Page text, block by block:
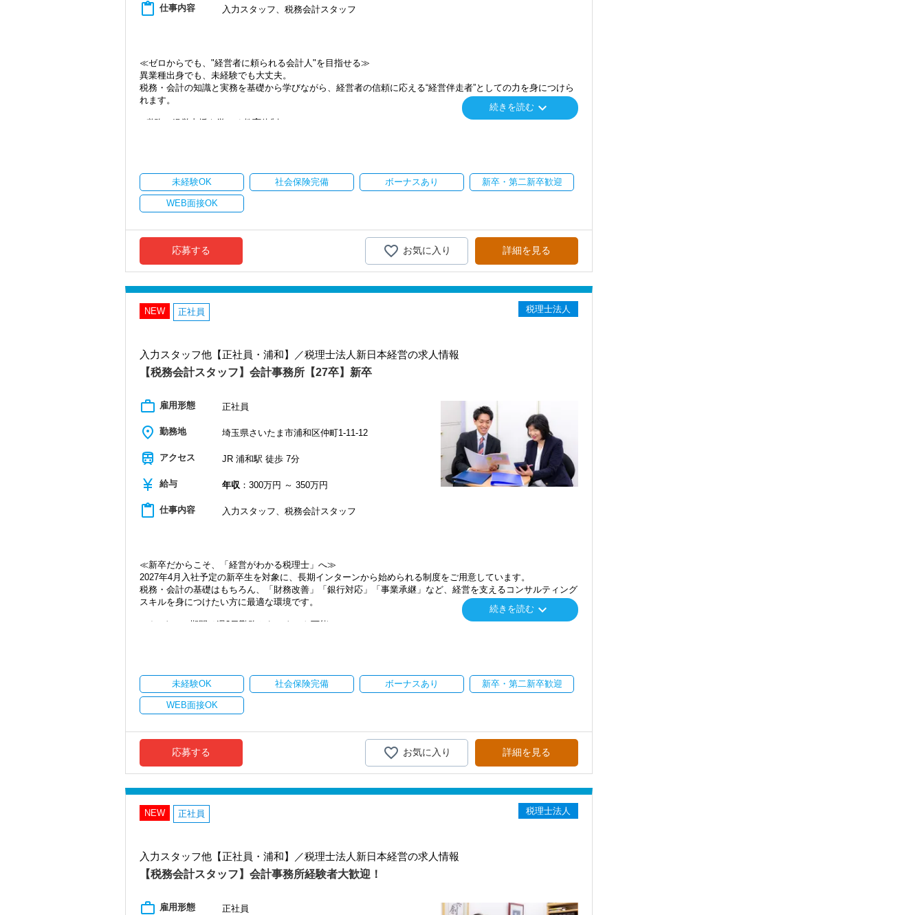
＜募集の背景＞
＜先輩スタッフの声＞
Q. 当事務所を選んだ理由は？
A. 幅広い業務を経験できる点に魅力を感じ、入所を決めました。
Q. 実際に働いてみてどうですか？
＜求める人材＞
・税務経験を活かして成長したい方
・キャリアアップ志向のある方
・顧客対応や提案業務に挑戦したい方
・資産税など専門性を高めたい方
・将来的にマネジメントに関わりたい方
＜まずはカジュアル面談へ＞
・仕事内容やキャリアを相談可
・ざっくばらんに質問OK
・半年～1年の調整も可能
まずはカジュアル面談からでも歓迎です
content_paste 仕事内容 入力スタッフ、税務会計スタッフ
≪ゼロからでも、"経営者に頼られる会計人"を目指せる≫
異業種出身でも、未経験でも大丈夫。
税務・会計の知識と実務を基礎から学びながら、経営者の信頼に応える“経営伴走者”としての力を身につけら
れます。
●税務＋経営支援を学べる教育体制
●顧問先は来所が多いので、初めは上司と一緒に安心して顧問先と関われます
当社の顧問先の多くは来所対応が中心となっており、初めてのお客様対応も、必ず上司や先輩と一緒におこな
います。
いきなり一人で任されることはありませんので、実際のやり取りを間近で学びながら、徐々に経験を積むこと
業界未経験からのスタートでも大丈夫。実際に、金融業界や接客・販売業などから転職して活躍している職員
これまでの経験をベースに、新しい専門性を身につけていける環境です。
●資格取得支援制度あり（税理士講座受講料半額負担）
一定条件のもと受講料の半額を会社負担および受講料を貸付する制度。
本気で頑張りたいあなたを応援する制度です。
（利用例）
200,000円はそのまま事務所負担、残りの200,000円は月に20,000円ずつ給与支払い時、天引き返済。費用の心
配を最小限に学習ができます！
一定条件を満たす方に対し、月額30,000円まで支給いたします。
【社内の様子】
・今年4月から新卒3名が仲間入り！
・メンバーはフレッシャーからベテランまで
20代7名、40代1名、50代2名、60代2名、70代1名 総勢13名（役員ほか3名）
・男女比率 男9：女7
・世話好きスタッフが多い！
・困った時もすぐに周りのスタッフが助けてくれる環境です。
・仲は良いけど馴れ合いはしない心地よい距離感
・銀行や役所も近く、とても重宝します。
【求める人材】
〇税理士志望の方必見！
【20代・30代歓迎】
「成長したい人だけ」来てください
「節税・融資・財務・事業承継・DX」まで学べる、“本気の税理士法人”でプロになろう
〇税理士試験と仕事、どちらも本気で両立したい人
〇顧問先の経営に深く関わりたい人
〇いつか独立したい／経営幹部を目指したい人
【魅力／事務所の特徴】
当社は、よくある「申告だけ」「帳簿チェックだけ」の事務所ではありません。
節税、融資、財務改善、事業承継、DX支援まで、中小企業経営者の本気の悩みに応えるコンサル型税理士法
気で運営する税理士法人」です。
★「法人税務顧問」が手厚い
お客様との継続的な関係を大切にしながら、実務を通じて法人税務の専門性を深めていける環境です。
続きを読む keyboard_arrow_down
未経験OK 社会保険完備 ボーナスあり 新卒・第二新卒歓迎
WEB面接OK
応募する 詳細を見る
お気に入り
NEW 正社員 税理士法人
入力スタッフ他【正社員・浦和】／税理士法人新日本経営の求人情報
【税務会計スタッフ】会計事務所【27卒】新卒
work_outline 雇用形態 正社員
place 勤務地 埼玉県さいたま市浦和区仲町1-11-12
train アクセス JR 浦和駅 徒歩 7分
currency_yen 給与 年収 ：300万円 ～ 350万円
content_paste 仕事内容 入力スタッフ、税務会計スタッフ
≪新卒だからこそ、「経営がわかる税理士」へ≫
2027年4月入社予定の新卒生を対象に、長期インターンから始められる制度をご用意しています。
税務・会計の基礎はもちろん、「財務改善」「銀行対応」「事業承継」など、経営を支えるコンサルティング
スキルを身につけたい方に最適な環境です。
●インターン期間は週3日勤務からスタート可能
●入社後は“師弟制度”により3ヶ月ごとのマンツーマン教育
「新日本経営流」師弟制度！
3ヶ月ごとに師匠が交代する「ローテーション型の師弟制度」を導入。
【メリット】
このように多くの顧問先様に触れて知識を広げられるだけでなく、複数の先輩の「良いとこ取り」が可能で
実務未経験でも安心して働けて、成長できる環境が整っています。
●2年目以降は担当顧問先を持ち、実力に応じてステップアップ
基礎をしっかり学んだあとは、実力に応じて顧問先を担当。やりがいも責任も増えるタイミングで、一気に仕
事が面白くなってくるフェーズです。先輩たちもすぐ近くにいるので安心してチャレンジできます！
●資格取得支援制度あり（税理士講座受講料半額負担）
一定条件のもと受講料の半額を会社負担および受講料を貸付する制度。
本気で頑張りたいあなたを応援する制度です。
簿記論と財務諸表論を受講したい場合
続きを読む keyboard_arrow_down
未経験OK 社会保険完備 ボーナスあり 新卒・第二新卒歓迎
WEB面接OK
応募する 詳細を見る
お気に入り
NEW 正社員 税理士法人
入力スタッフ他【正社員・浦和】／税理士法人新日本経営の求人情報
【税務会計スタッフ】会計事務所経験者大歓迎！
work_outline 雇用形態 正社員